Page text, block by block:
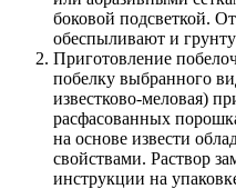
боковой подсветкой.
обеспыливают и
Приготовление
побелку выбранного
известково-меловая)
расфасованных
на основе извести
свойствами. Раствор
инструкции на